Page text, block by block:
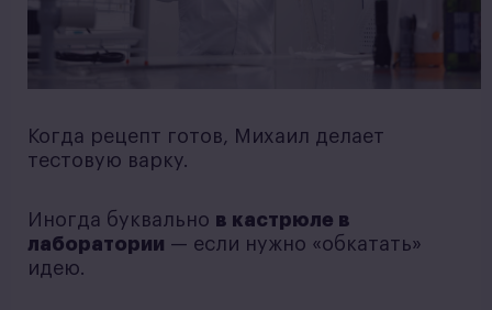
Когда рецепт готов, Михаил делает
тестовую варку.
Иногда буквально в кастрюле в
лаборатории — если нужно «обкатать»
идею.